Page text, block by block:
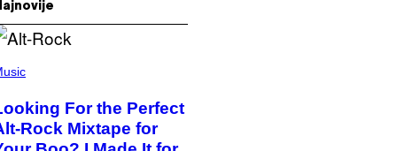
For the Perfect
Rock Mixtape for